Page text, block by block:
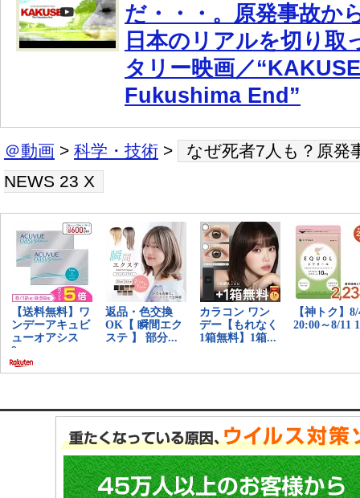
だ・・・。原発事故か
日本のリアルを切り取
タリー映画／
Fukushima End”
＠動画 > 科学・技術 >
なぜ死者7人も？原発
NEWS 23 X